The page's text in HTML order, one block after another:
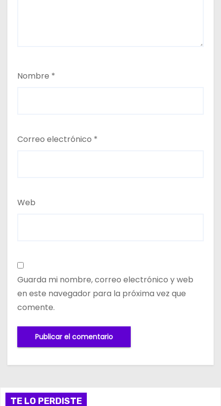
Nombre *
Correo electrónico *
Web
Guarda mi nombre, correo electrónico y web
en este navegador para la próxima vez que
comente.
TE LO PERDISTE